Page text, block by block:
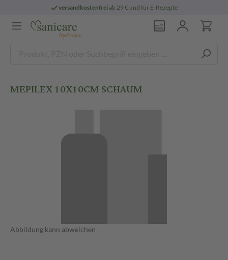
versandkostenfreiab 29 € und für E-Rezepte
MEPILEX 10X10CM SCHAUM
Abbildung kann abweichen